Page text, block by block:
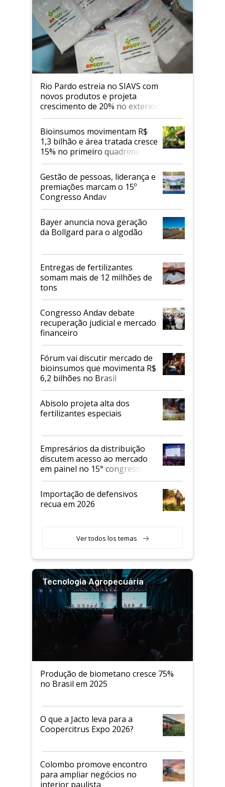
Rio Pardo estreia no SIAVS com
novos produtos e projeta
crescimento de 20% no exterior
Bioinsumos movimentam R$
1,3 bilhão e área tratada cresce
15% no primeiro quadrimestre
de 2026
Gestão de pessoas, liderança e
premiações marcam o 15º
Congresso Andav
Bayer anuncia nova geração
da Bollgard para o algodão
Entregas de fertilizantes
somam mais de 12 milhões de
tons
Congresso Andav debate
recuperação judicial e mercado
financeiro
Fórum vai discutir mercado de
bioinsumos que movimenta R$
6,2 bilhões no Brasil
Abisolo projeta alta dos
fertilizantes especiais
Empresários da distribuição
discutem acesso ao mercado
em painel no 15° congresso
Andav
Importação de defensivos
recua em 2026
Ver todos los temas
Tecnologia Agropecuária
Produção de biometano cresce 75%
no Brasil em 2025
O que a Jacto leva para a
Coopercitrus Expo 2026?
Colombo promove encontro
para ampliar negócios no
interior paulista